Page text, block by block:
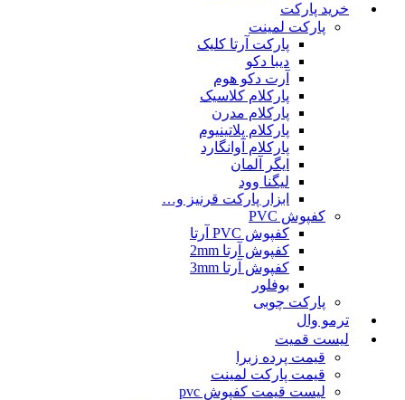
خرید پارکت
پارکت لمینت
پارکت آرتا کلیک
دیبا دکو
آرت دکو هوم
پارکلام کلاسیک
پارکلام مدرن
پارکلام پلاتینیوم
پارکلام آوانگارد
ایگر آلمان
لیگنا وود
ابزار پارکت قرنیز و…
کفپوش PVC
کفپوش PVC آرتا
کفپوش آرتا 2mm
کفپوش آرتا 3mm
بوفلور
پارکت چوبی
ترمو وال
لیست قمیت
قیمت پرده زبرا
قیمت پارکت لمینت
لیست قیمت کفپوش pvc